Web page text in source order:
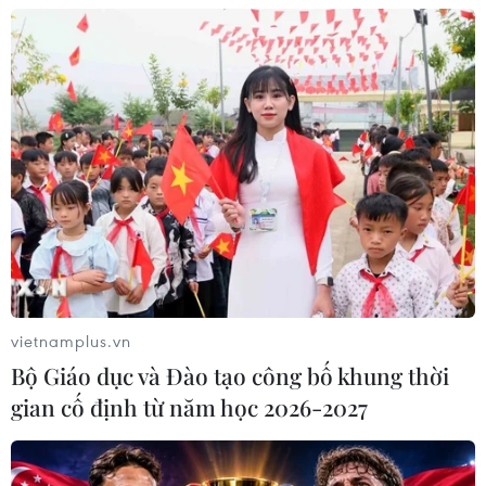
Khởi tố đối tượng giả danh Công an,
lừa đảo "chạy án" tại Đắk Lắk
06/08/2026 15:07
Cảnh sát khám xét nơi ở của Huấn
"Hoa Hồng"
06/08/2026 15:04
Bãi bỏ một số văn bản quy phạm
pháp luật không còn phù hợp
06/08/2026 09:59
vietnamplus.vn
Bộ Giáo dục và Đào tạo công bố khung thời
gian cố định từ năm học 2026-2027